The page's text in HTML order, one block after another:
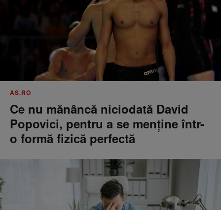
AS.RO
Ce nu mănâncă niciodată David
Popovici, pentru a se menţine într-
o formă fizică perfectă